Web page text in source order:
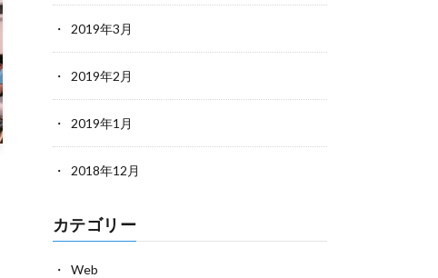
2019年3月
2019年2月
2019年1月
2018年12月
カテゴリー
Web